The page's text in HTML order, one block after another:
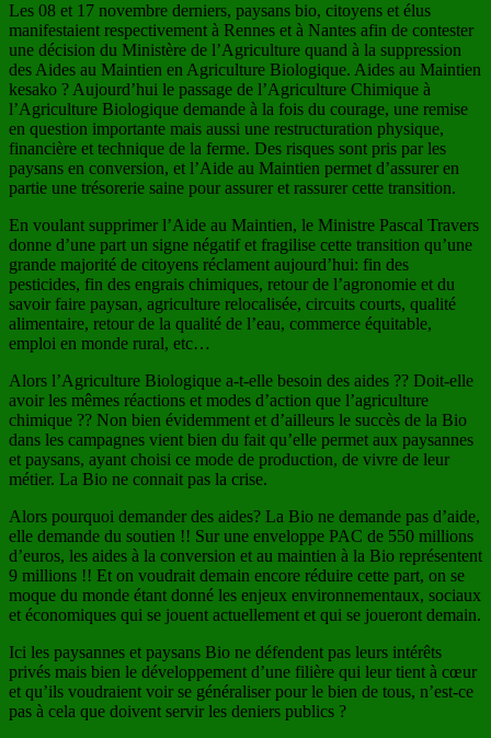
Les 08 et 17 novembre derniers, paysans bio, citoyens et élus
manifestaient respectivement à Rennes et à Nantes afin de contester
une décision du Ministère de l’Agriculture quand à la suppression
des Aides au Maintien en Agriculture Biologique. Aides au Maintien
kesako ? Aujourd’hui le passage de l’Agriculture Chimique à
l’Agriculture Biologique demande à la fois du courage, une remise
en question importante mais aussi une restructuration physique,
financière et technique de la ferme. Des risques sont pris par les
paysans en conversion, et l’Aide au Maintien permet d’assurer en
partie une trésorerie saine pour assurer et rassurer cette transition.
En voulant supprimer l’Aide au Maintien, le Ministre Pascal Travers
donne d’une part un signe négatif et fragilise cette transition qu’une
grande majorité de citoyens réclament aujourd’hui: fin des
pesticides, fin des engrais chimiques, retour de l’agronomie et du
savoir faire paysan, agriculture relocalisée, circuits courts, qualité
alimentaire, retour de la qualité de l’eau, commerce équitable,
emploi en monde rural, etc…
Alors l’Agriculture Biologique a-t-elle besoin des aides ?? Doit-elle
avoir les mêmes réactions et modes d’action que l’agriculture
chimique ?? Non bien évidemment et d’ailleurs le succès de la Bio
dans les campagnes vient bien du fait qu’elle permet aux paysannes
et paysans, ayant choisi ce mode de production, de vivre de leur
métier. La Bio ne connait pas la crise.
Alors pourquoi demander des aides? La Bio ne demande pas d’aide,
elle demande du soutien !! Sur une enveloppe PAC de 550 millions
d’euros, les aides à la conversion et au maintien à la Bio représentent
9 millions !! Et on voudrait demain encore réduire cette part, on se
moque du monde étant donné les enjeux environnementaux, sociaux
et économiques qui se jouent actuellement et qui se joueront demain.
Ici les paysannes et paysans Bio ne défendent pas leurs intérêts
privés mais bien le développement d’une filière qui leur tient à cœur
et qu’ils voudraient voir se généraliser pour le bien de tous, n’est-ce
pas à cela que doivent servir les deniers publics ?